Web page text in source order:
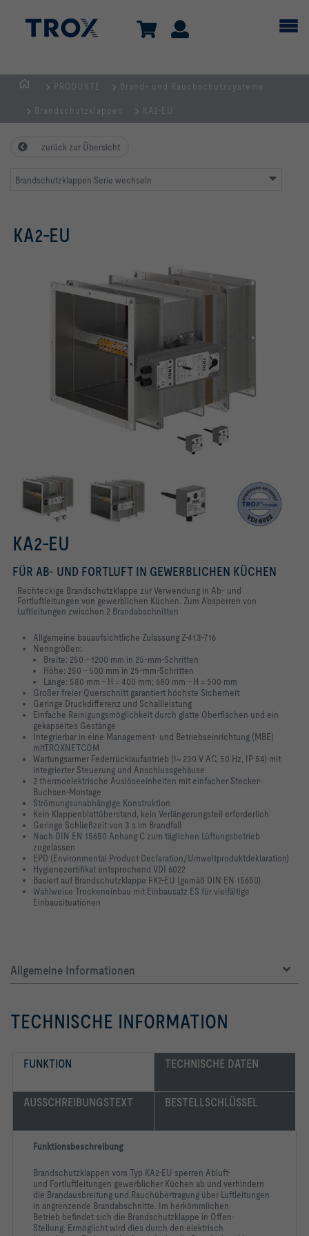
AUSTRIA
CEE
Geräte
zur
Klimatisierung
PRODUKTE Brand- und Rauchschutzsysteme
Brandschutzklappen KA2-EU
zurück zur Übersicht
Brandschutzklappen Serie wechseln
KA2-EU
KA2-EU mit Federrücklaufantrieb
Thermische Ausslöseeinheit
KA2-EU
FÜR AB- UND FORTLUFT IN GEWERBLICHEN KÜCHEN
Rechteckige Brandschutzklappe zur Verwendung in Ab- und
Fortluftleitungen von gewerblichen Küchen. Zum Absperren von
Luftleitungen zwischen 2 Brandabschnitten
Allgemeine bauaufsichtliche Zulassung Z-41.3-716
Nenngrößen:
Breite: 250 – 1200 mm in 25-mm-Schritten
Höhe: 250 – 500 mm in 25-mm-Schritten
Länge: 580 mm – H = 400 mm; 680 mm – H = 500 mm
Großer freier Querschnitt garantiert höchste Sicherheit
Geringe Druckdifferenz und Schallleistung
Einfache Reinigungsmöglichkeit durch glatte Oberflächen und ein
gekapseltes Gestänge
Integrierbar in eine Management- und Betriebseinrichtung (MBE)
mitTROXNETCOM
Wartungsarmer Federrücklaufantrieb (1~ 230 V AC, 50 Hz, IP 54) mit
integrierter Steuerung und Anschlussgehäuse
2 thermoelektrische Auslöseeinheiten mit einfacher Stecker-
Buchsen-Montage
Strömungsunabhängige Konstruktion
Kein Klappenblattüberstand, kein Verlängerungsteil erforderlich
Geringe Schließzeit von 3 s im Brandfall
Nach DIN EN 15650 Anhang C zum täglichen Lüftungsbetrieb
zugelassen
EPD (Environmental Product Declaration/Umweltproduktdeklaration)
Hygienezertifikat entsprechend VDI 6022
Basiert auf Brandschutzklappe FK2-EU (gemäß DIN EN 15650)
Wahlweise Trockeneinbau mit Einbausatz ES für vielfältige
Einbausituationen
Allgemeine Informationen
TECHNISCHE INFORMATION
FUNKTION TECHNISCHE DATEN
AUSSCHREIBUNGSTEXT BESTELLSCHLÜSSEL
Funktionsbeschreibung
Brandschutzklappen vom Typ KA2-EU sperren Abluft-
und Fortluftleitungen gewerblicher Küchen ab und verhindern
die Brandausbreitung und Rauchübertragung über Luftleitungen
in angrenzende Brandabschnitte. Im herkömmlichen
Betrieb befindet sich die Brandschutzklappe in Offen-
Stellung. Ermöglicht wird dies durch den elektrisch